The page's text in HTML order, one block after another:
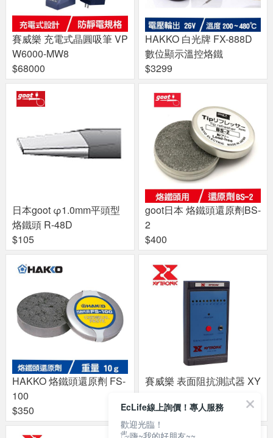
賽威樂 充電式晶圓吸筆 VP
W6000-MW8
$68000
HAKKO 白光牌 FX-888D
數位顯示溫控烙鐵
$3299
日本goot φ1.0mm平頭型
烙鐵頭 R-48D
$105
goot日本 烙鐵頭還原劑BS-
2
$400
HAKKO 烙鐵頭還原劑 FS-
100
$350
賽威樂 表面阻抗測試器 XY
$5500
EcLife線上詢價！專人服務
歡迎光臨！
🖐嗨~我的好朋友~~